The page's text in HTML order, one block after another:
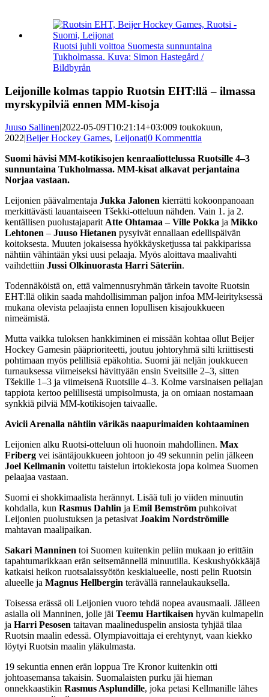
isompanaRuotsi juhli voittoa Suomesta sunnuntaina
Tukholmassa. Kuva: Simon Hastegård /
Bildbyrån
Leijonille kolmas tappio Ruotsin EHT:llä – ilmassa
myrskypilviä ennen MM-kisoja
Juuso Sallinen|2022-05-09T10:21:14+03:009 toukokuun,
2022|Beijer Hockey Games, Leijonat|0 Kommenttia
Suomi hävisi MM-kotikisojen kenraaliottelussa Ruotsille 4–3
sunnuntaina Tukholmassa. MM-kisat alkavat perjantaina
Norjaa vastaan.
Leijonien päävalmentaja Jukka Jalonen kierrätti kokoonpanoaan
merkittävästi lauantaiseen Tšekki-otteluun nähden. Vain 1. ja 2.
kentällisen puolustajaparitAtte Ohtamaa – Ville Pokka ja Mikko
Lehtonen – Juuso Hietanen pysyivät ennallaan edellispäivän
koitoksesta. Muuten jokaisessa hyökkäysketjussa tai pakkiparissa
nähtiin vähintään yksi uusi pelaaja. Myös aloittava maalivahti
vaihdettiin Jussi Olkinuorasta Harri Säteriin.
Todennäköistä on, että valmennusryhmän tärkein tavoite Ruotsin
EHT:llä olikin saada mahdollisimman paljon infoa MM-leirityksessä
mukana olevista pelaajista ennen lopullisen kisajoukkueen
nimeämistä.
Mutta vaikka tuloksen hankkiminen ei missään kohtaa ollut Beijer
Hockey Gamesin pääprioriteetti, joutuu johtoryhmä silti kriittisesti
pohtimaan myös pelillisiä epäkohtia. Suomi jäi neljän joukkueen
turnauksessa viimeiseksi hävittyään ensin Sveitsille 2–3, sitten
Tšekille 1–3 ja viimeisenä Ruotsille 4–3. Kolme varsinaisen peliajan
tappiota kertoo pelillisestä umpisolmusta, ja on omiaan nostamaan
synkkiä pilviä MM-kotikisojen taivaalle.
Avicii Arenalla nähtiin värikäs naapurimaiden kohtaaminen
Leijonien alku Ruotsi-otteluun oli huonoin mahdollinen. Max
Friberg vei isäntäjoukkueen johtoon jo 49 sekunnin pelin jälkeen
Joel Kellmanin voitettu taistelun irtokiekosta jopa kolmea Suomen
pelaajaa vastaan.
Suomi ei shokkimaalista herännyt. Lisää tuli jo viiden minuutin
kohdalla, kun Rasmus Dahlin ja Emil Bemström puhkoivat
Leijonien puolustuksen ja petasivatJoakim Nordströmille
mahtavan maalipaikan.
Sakari Manninen toi Suomen kuitenkin peliin mukaan jo erittäin
tapahtumarikkaan erän seitsemännellä minuutilla. Keskushyökkääjä
katkaisi heikon ruotsalaissyötön keskialueelle, nosti pelin Ruotsin
alueelle ja Magnus Hellbergin terävällä rannelaukauksella.
Toisessa erässä oli Leijonien vuoro tehdä nopea avausmaali. Jälleen
asialla oli Manninen, jolle jäi Teemu Hartikaisen hyvän kulmapelin
ja Harri Pesosen taitavan maalineduspelin ansiosta tyhjää tilaa
Ruotsin maalin edessä. Olympiavoittaja ei erehtynyt, vaan kiekko
löytyi Ruotsin maalin yläkulmasta.
19 sekuntia ennen erän loppua Tre Kronor kuitenkin otti
johtoasemansa takaisin. Suomalaisten purku jäi hieman
onnekkaastikin Rasmus Asplundille, joka petasi Kellmanille lähes